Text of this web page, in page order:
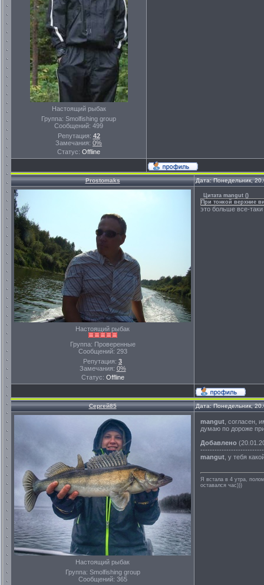
Настоящий рыбак
Группа: Smolfishing group
Сообщений: 499
Репутация: 42
Замечания: 0%
Статус: Offline
Prostomaks Дата: Понедельник,
Настоящий рыбак
Группа: Проверенные
Сообщений: 293
Репутация: 3
Замечания: 0%
Статус: Offline
Цитата mangut ()
При тонкой верхние
это больше все-
Сергей85 Дата: Понедельник,
Настоящий рыбак
Группа: Smolfishing group
Сообщений: 365
mangut , согласен,
думаю по дороже
Добавлено
mangut , у тебя
Я встала в 4 утра,
оставался час)))